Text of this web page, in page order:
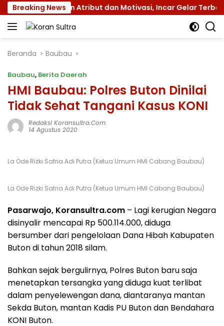
Langsung
ke
konten
Breaking News
XII dengan Atribut dan Motivasi, Incar Gelar Terbaik di
Beranda Baubau
Baubau, Berita Daerah
HMI Baubau: Polres Buton Dinilai
Tidak Sehat Tangani Kasus KONI
Redaksi Koransultra.com
14 Agustus 2020
La Ode Rizki Satria Adi Putra (Ketua Umum HMI Cabang Baubau)
La Ode Rizki Satria Adi Putra (Ketua Umum HMI Cabang Baubau)
Pasarwajo, Koransultra.com – Lagi kerugian Negara
disinyalir mencapai Rp 500.114.000, diduga
bersumber dari pengelolaan Dana Hibah Kabupaten
Buton di tahun 2018 silam.
Bahkan sejak bergulirnya, Polres Buton baru saja
menetapkan tersangka yang diduga kuat terlibat
dalam penyelewengan dana, diantaranya mantan
Sekda Buton, mantan Kadis PU Buton dan Bendahara
KONI Buton.